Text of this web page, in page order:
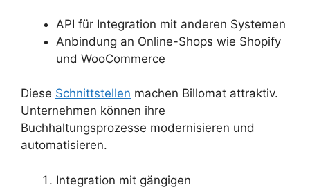
API für Integration mit anderen Systemen
Anbindung an Online-Shops wie Shopify
und WooCommerce
Diese Schnittstellen machen Billomat attraktiv.
Unternehmen können ihre
Buchhaltungsprozesse modernisieren und
automatisieren.
Integration mit gängigen